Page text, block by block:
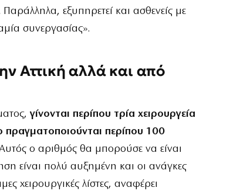
εξυπηρετεί και ασθενείς με
συνεργασίας».
Αττική αλλά και από
γίνονται περίπου τρία χειρουργεία
πραγματοποιούνται περίπου 100
ο αριθμός θα μπορούσε να είναι
είναι πολύ αυξημένη και οι ανάγκες
χειρουργικές λίστες, αναφέρει